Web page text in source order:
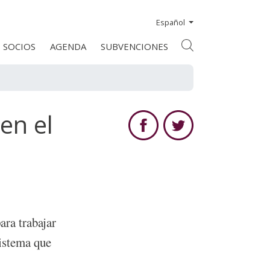
Español
SOCIOS AGENDA SUBVENCIONES
el
trabajar
que